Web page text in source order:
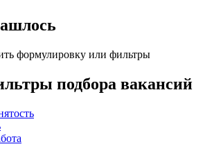
формулировку или фильтры
подбора вакансий